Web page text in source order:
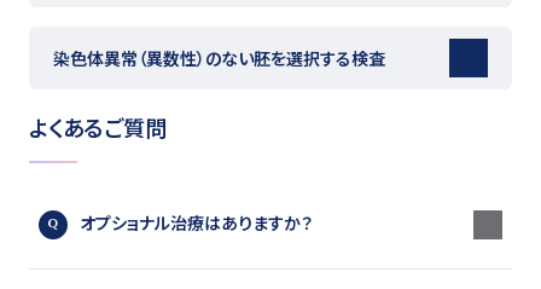
染色体異常（異数性）のない胚を選択する検査
よくあるご質問
オプショナル治療はありますか？